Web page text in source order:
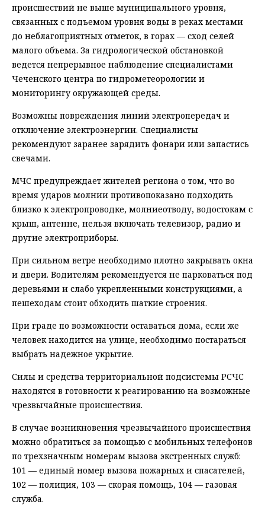
происшествий не выше муниципального уровня,
связанных с подъемом уровня воды в реках местами
до неблагоприятных отметок, в горах — сход селей
малого объема. За гидрологической обстановкой
ведется непрерывное наблюдение специалистами
Чеченского центра по гидрометеорологии и
мониторингу окружающей среды.
Возможны повреждения линий электропередач и
отключение электроэнергии. Специалисты
рекомендуют заранее зарядить фонари или запастись
свечами.
МЧС предупреждает жителей региона о том, что во
время ударов молнии противопоказано подходить
близко к электропроводке, молниеотводу, водостокам с
крыш, антенне, нельзя включать телевизор, радио и
другие электроприборы.
При сильном ветре необходимо плотно закрывать окна
и двери. Водителям рекомендуется не парковаться под
деревьями и слабо укрепленными конструкциями, а
пешеходам стоит обходить шаткие строения.
При граде по возможности оставаться дома, если же
человек находится на улице, необходимо постараться
выбрать надежное укрытие.
Силы и средства территориальной подсистемы РСЧС
находятся в готовности к реагированию на возможные
чрезвычайные происшествия.
В случае возникновения чрезвычайного происшествия
можно обратиться за помощью с мобильных телефонов
по трехзначным номерам вызова экстренных служб:
101 — единый номер вызова пожарных и спасателей,
102 — полиция, 103 — скорая помощь, 104 — газовая
служба.